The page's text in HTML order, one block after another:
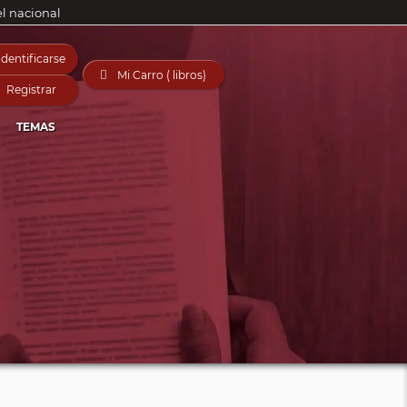
nacional
Registrar
 Mi Carro ( libros)
TEMAS